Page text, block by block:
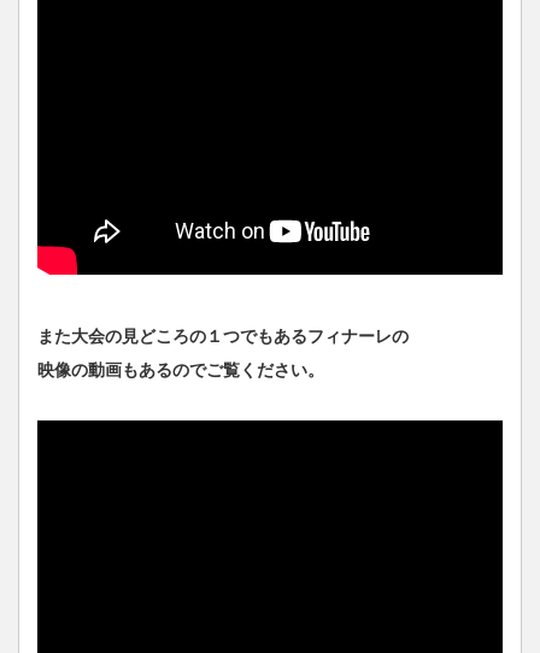
また大会の見どころの１つでもあるフィナーレの
映像の動画もあるのでご覧ください。